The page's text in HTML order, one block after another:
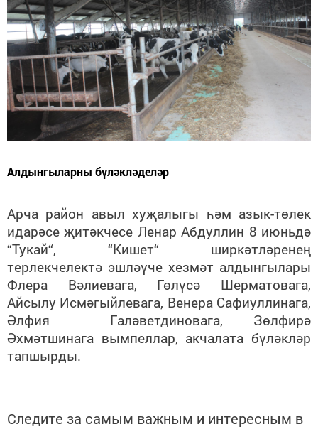
Алдынгыларны бүләкләделәр
Арча район авыл хуҗалыгы һәм азык-төлек
идарәсе җитәкчесе Ленар Абдуллин 8 июньдә
“Тукай“, “Кишет“ ширкәтләренең
терлекчелектә эшләүче хезмәт алдынгылары
Флера Вәлиевага, Гөлүсә Шерматовага,
Айсылу Исмәгыйлевага, Венера Сафиуллинага,
Әлфия Галәветдиновага, Зөлфирә
Әхмәтшинага вымпеллар, акчалата бүләкләр
тапшырды.
Следите за самым важным и интересным в